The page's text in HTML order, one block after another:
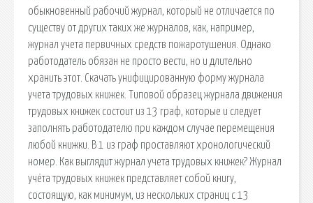
обыкновенный рабочий журнал, который не отличается по
существу от других таких же журналов, как, например,
журнал учета первичных средств пожаротушения. Однако
работодатель обязан не просто вести, но и длительно
хранить этот. Скачать унифицированную форму журнала
учета трудовых книжек. Типовой образец журнала движения
трудовых книжек состоит из 13 граф, которые и следует
заполнять работодателю при каждом случае перемещения
любой книжки. В 1 из граф проставляют хронологический
номер. Как выглядит журнал учета трудовых книжек? Журнал
учёта трудовых книжек представляет собой книгу,
состоящую, как минимум, из нескольких страниц с 13